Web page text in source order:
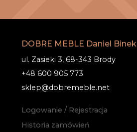
DOBRE MEBLE Daniel Binek
ul. Zasieki 3, 68-343 Brody
+48 600 905 773
sklep@dobremeble.net
Logowanie / Rejestracja
Historia zamówień